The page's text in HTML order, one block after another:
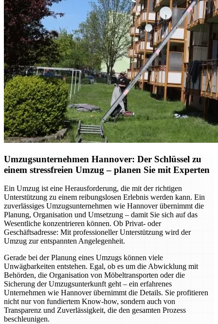
Umzugsunternehmen Hannover: Der Schlüssel zu
einem stressfreien Umzug – planen Sie mit Experten
Ein Umzug ist eine Herausforderung, die mit der richtigen
Unterstützung zu einem reibungslosen Erlebnis werden kann. Ein
zuverlässiges Umzugsunternehmen wie Hannover übernimmt die
Planung, Organisation und Umsetzung – damit Sie sich auf das
Wesentliche konzentrieren können. Ob Privat- oder
Geschäftsadresse: Mit professioneller Unterstützung wird der
Umzug zur entspannten Angelegenheit.
Gerade bei der Planung eines Umzugs können viele
Unwägbarkeiten entstehen. Egal, ob es um die Abwicklung mit
Behörden, die Organisation von Möbeltransporten oder die
Sicherung der Umzugsunterkunft geht – ein erfahrenes
Unternehmen wie Hannover übernimmt die Details. Sie profitieren
nicht nur von fundiertem Know-how, sondern auch von
Transparenz und Zuverlässigkeit, die den gesamten Prozess
beschleunigen.